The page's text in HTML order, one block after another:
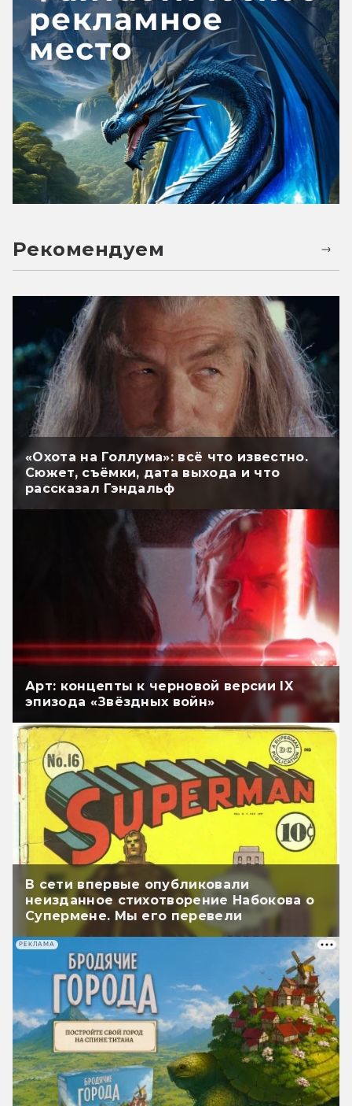
Рекомендуем
«Охота на Голлума»: всё что известно.
Сюжет, съёмки, дата выхода и что
рассказал Гэндальф
Арт: концепты к черновой версии IX
эпизода «Звёздных войн»
В сети впервые опубликовали
неизданное стихотворение Набокова о
Супермене. Мы его перевели
РЕКЛАМА